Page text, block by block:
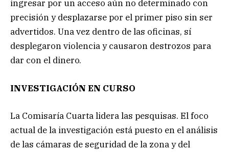
ingresar por un acceso aún no determinado con
precisión y desplazarse por el primer piso sin ser
advertidos. Una vez dentro de las oficinas, sí
desplegaron violencia y causaron destrozos para
dar con el dinero.
INVESTIGACIÓN EN CURSO
La Comisaría Cuarta lidera las pesquisas. El foco
actual de la investigación está puesto en el análisis
de las cámaras de seguridad de la zona y del